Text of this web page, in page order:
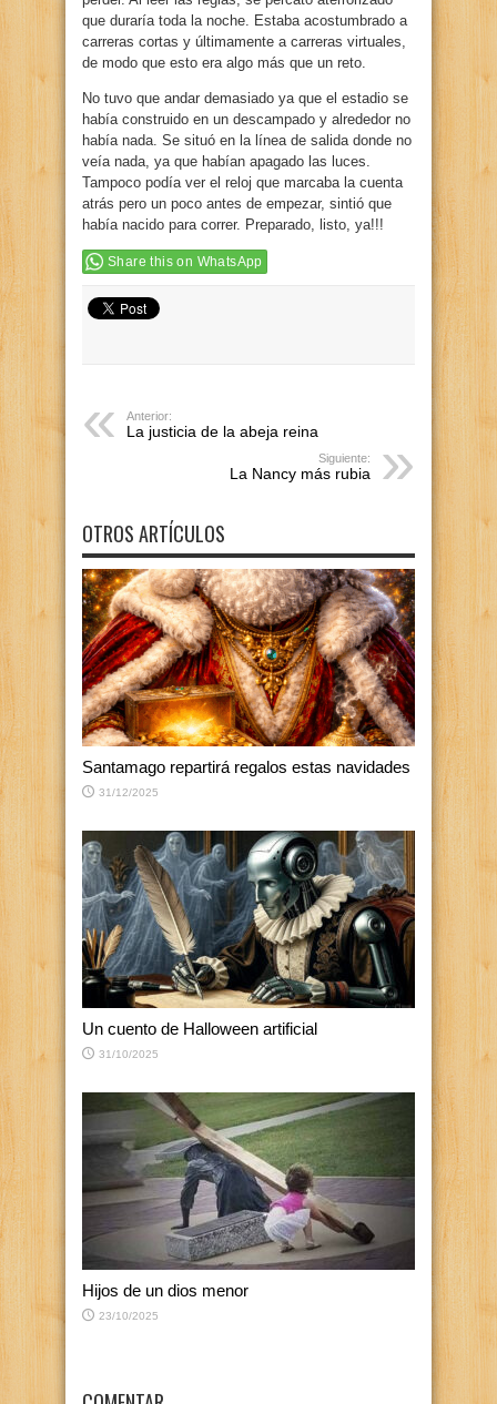
que duraría toda la noche. Estaba acostumbrado a
carreras cortas y últimamente a carreras virtuales,
de modo que esto era algo más que un reto.
No tuvo que andar demasiado ya que el estadio se
había construido en un descampado y alrededor no
había nada. Se situó en la línea de salida donde no
veía nada, ya que habían apagado las luces.
Tampoco podía ver el reloj que marcaba la cuenta
atrás pero un poco antes de empezar, sintió que
había nacido para correr. Preparado, listo, ya!!!
Share this on WhatsApp
Anterior:
La justicia de la abeja reina
Siguiente:
La Nancy más rubia
OTROS ARTÍCULOS
Santamago repartirá regalos estas navidades
31/12/2025
Un cuento de Halloween artificial
31/10/2025
Hijos de un dios menor
23/10/2025